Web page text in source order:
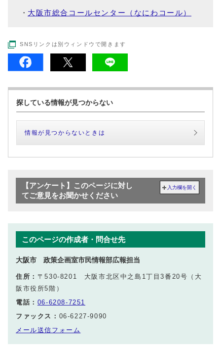
大阪市総合コールセンター（なにわコール）
SNSリンクは別ウィンドウで開きます
探している情報が見つからない
情報が見つからないときは
【アンケート】このページに対し
てご意見をお聞かせください
入力欄を開く
このページの作成者・問合せ先
大阪市 政策企画室市民情報部広報担当
住所： 〒530-8201 大阪市北区中之島1丁目3番20号（大
阪市役所5階）
電話： 06-6208-7251
ファックス： 06-6227-9090
メール送信フォーム